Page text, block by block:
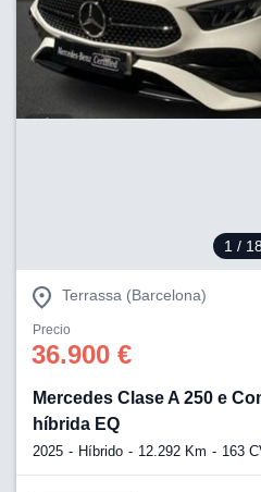
1 / 18
Terrassa (Barcelona)
Precio
36.900 €
Mercedes Clase A 250 e
híbrida EQ
2025 Híbrido 12.292 Km 163